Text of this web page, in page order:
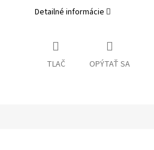
Detailné informácie
TLAČ OPÝTAŤ SA